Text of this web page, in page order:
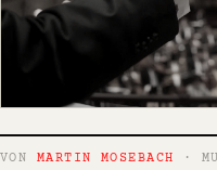
VON MARTIN MOSEBACH
·